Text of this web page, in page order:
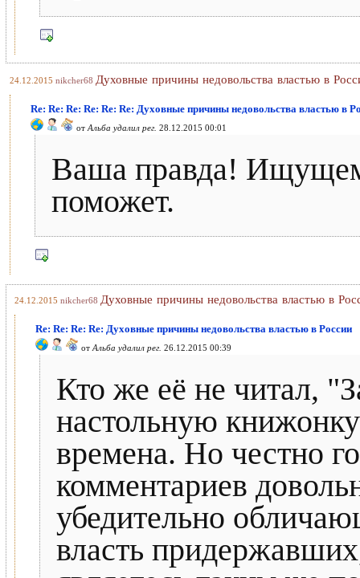
24.12.2015 nikcher68 Духовные причины недовольства властью в
Re: Re: Re: Re: Re: Re: Духовные причины недовольства властью в
от Альба удалил рег. 28.12.2015 00:01
Ваша правда!
поможет.
24.12.2015 nikcher68 Духовные причины недовольства властью в
Re: Re: Re: Re: Духовные причины недовольства властью в России
от Альба удалил рег. 26.12.2015 00:39
Кто же её не читал,
настольную
времена. Но честно
комментариев
убедительно
власть